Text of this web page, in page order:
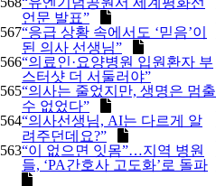
언문 발표”
567“응급 상황 속에서도 ‘믿음’이
된 의사 선생님”
566“의료인·요양병원 입원환자 부
스터샷 더 서둘러야”
565“의사는 줄었지만, 생명은 멈출
수 없었다”
564“의사선생님, AI는 다르게 알
려주던데요?”
563“이 없으면 잇몸”…지역 병원
들, ‘PA간호사 고도화’로 돌파